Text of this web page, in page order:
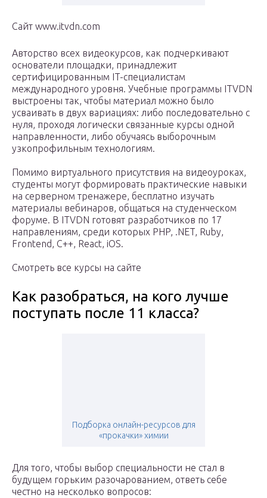
Сайт www.itvdn.com
Авторство всех видеокурсов, как подчеркивают
основатели площадки, принадлежит
сертифицированным IT-специалистам
международного уровня. Учебные программы ITVDN
выстроены так, чтобы материал можно было
усваивать в двух вариациях: либо последовательно с
нуля, проходя логически связанные курсы одной
направленности, либо обучаясь выборочным
узкопрофильным технологиям.
Помимо виртуального присутствия на видеоуроках,
студенты могут формировать практические навыки
на серверном тренажере, бесплатно изучать
материалы вебинаров, общаться на студенческом
форуме. В ITVDN готовят разработчиков по 17
направлениям, среди которых PHP, .NET, Ruby,
Frontend, C++, React, iOS.
Смотреть все курсы на сайте
Как разобраться, на кого лучше
поступать после 11 класса?
Подборка онлайн-ресурсов для
«прокачки» химии
Для того, чтобы выбор специальности не стал в
будущем горьким разочарованием, ответь себе
честно на несколько вопросов: